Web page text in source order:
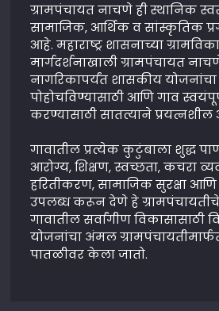
ग्रामपंचायत नाचणे ही स्थानिक
सामाजिक, आर्थिक व सांस्कृतिक
आहे. महाराष्ट्र शासनाच्या
मार्गदर्शनाखाली ग्रामपंचायत
नागरिकापर्यंत शासकीय
पोहोचविण्यासाठी आणि गाव
करण्यासाठी सातत्याने प्रयत्नशील
गावातील प्रत्येक कुटुंबाला शुद्ध
आरोग्य, शिक्षण, स्वच्छता, कचरा
हरितीकरण, सामाजिक सुरक्षा आणि
उपलब्ध करून देणे हे ग्रामपंचायतीचे
गावातील सर्वांगीण विकासासाठी
योजनांचा अंमल
पातळीवर केला जातो.